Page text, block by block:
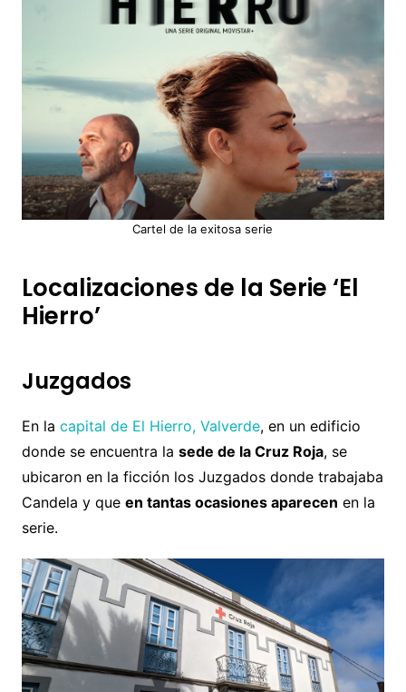
Cartel de la exitosa serie
Localizaciones de la Serie ‘El
Hierro’
Juzgados
En la capital de El Hierro, Valverde, en un edificio
donde se encuentra la sede de la Cruz Roja, se
ubicaron en la ficción los Juzgados donde trabajaba
Candela y que en tantas ocasiones aparecen en la
serie.